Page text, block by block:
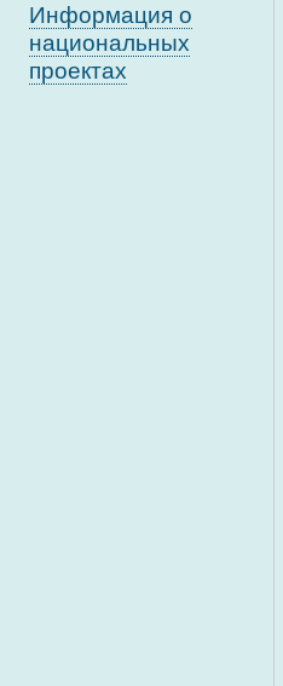
Информация о
национальных
проектах